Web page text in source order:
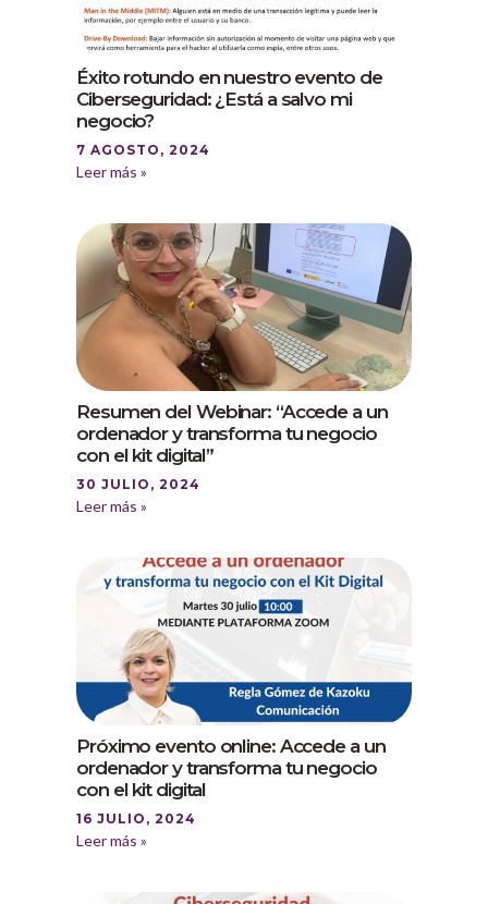
Éxito rotundo en nuestro evento de
Ciberseguridad: ¿Está a salvo mi
negocio?
7 AGOSTO, 2024
Leer más »
Resumen del Webinar: “Accede a un
ordenador y transforma tu negocio
con el kit digital”
30 JULIO, 2024
Leer más »
Próximo evento online: Accede a un
ordenador y transforma tu negocio
con el kit digital
16 JULIO, 2024
Leer más »